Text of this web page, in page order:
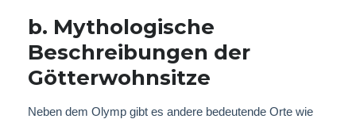
b. Mythologische
Beschreibungen der
Götterwohnsitze
Neben dem Olymp gibt es andere bedeutende Orte wie